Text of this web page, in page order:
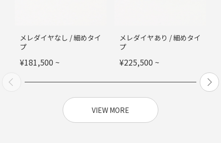
メレダイヤなし / 細めタイ
プ
¥181,500 ~
メレダイヤあり / 細めタイ
プ
¥225,500 ~
VIEW MORE